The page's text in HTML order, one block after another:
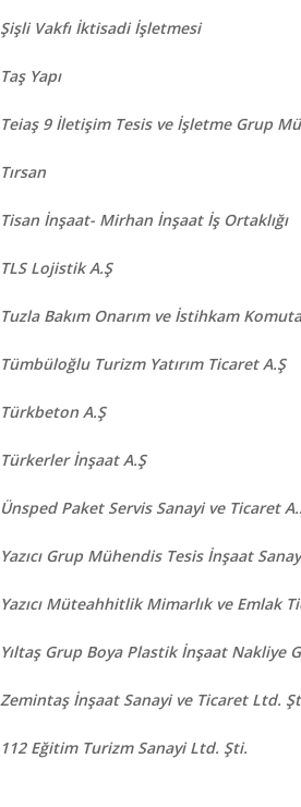
Şişli Vakfı İktisadi İşletmesi
Taş Yapı
Teiaş 9 İletişim Tesis ve İşletme Grup
Tırsan
Tisan İnşaat- Mirhan İnşaat İş Ortaklığı
TLS Lojistik A.Ş
Tuzla Bakım Onarım ve İstihkam
Tümbüloğlu Turizm Yatırım Ticaret A.Ş
Türkbeton A.Ş
Türkerler İnşaat A.Ş
Ünsped Paket Servis Sanayi ve Ticaret
Yazıcı Grup Mühendis Tesis İnşaat
Yazıcı Müteahhitlik Mimarlık ve Emlak
Yıltaş Grup Boya Plastik İnşaat Nakliye
Zemintaş İnşaat Sanayi ve Ticaret Ltd.
112 Eğitim Turizm Sanayi Ltd. Şti.